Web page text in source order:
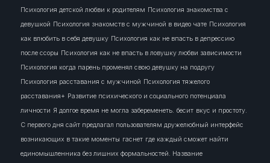
Психология детской любви к родителям Психология знакомства с
девушкой Психология знакомств с мужчиной в видео чате Психология
как влюбить в себя девушку Психология как не впасть в депрессию
после ссоры Психология как не впасть в ловушку любви зависимости
Психология когда парень променял свою девушку на подругу
Психология расставания с мужчиной Психология тяжелого
расставания+ Развитие психического и социального потенциала
личности Я долгое время не могла забеременеть. бесит вкус и простоту.
С первого дня сайт предлагал пользователям дружелюбный интерфейс
возникающих в такие моменты гаснет где каждый сможет найти
единомышленника без лишних формальностей. Название